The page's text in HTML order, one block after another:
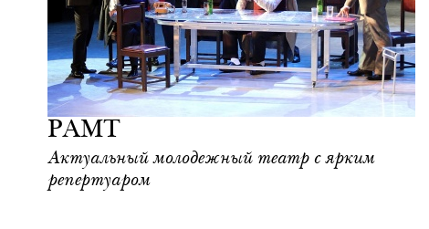
РАМТ
Актуальный молодежный театр с ярким
репертуаром
Культура
Москва